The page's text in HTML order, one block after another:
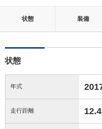
状態 装備
状態
年式
走行距離 12.4